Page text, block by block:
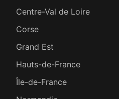
Centre-Val de Loire
Corse
Grand Est
Hauts-de-France
Île-de-France